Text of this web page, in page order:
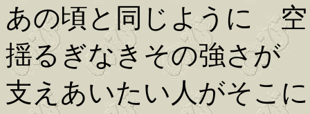
あの頃と同じように
揺るぎなきその強さ
支えあいたい人がそこ